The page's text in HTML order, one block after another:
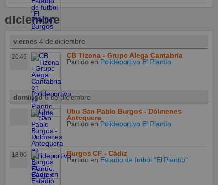
diciembre
viernes 4 de diciembre
20:45
CB Tizona - Grupo Alega Cantabria
Partido en Polideportivo El Plantío
domingo6 de diciembre
Ubu San Pablo Burgos - Dólmenes
Antequera
Partido en Polideportivo El Plantío
18:00
Burgos CF - Cádiz
Partido en Estadio de futbol "El Plantío"